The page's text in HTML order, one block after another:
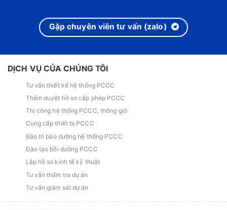
Gặp chuyên viên tư vấn (zalo)
DỊCH VỤ CỦA CHÚNG TÔI
Tư vấn thiết kế hệ thống PCCC
Thẩm duyệt hồ sơ cấp phép PCCC
Thi công hệ thống PCCC, thông gió
Cung cấp thiết bị PCCC
Bảo trì bảo dưỡng hệ thống PCCC
Đào tạo bồi dưỡng PCCC
Lập hồ sơ kinh tế kỹ thuật
Tư vấn thẩm tra dự án
Tư vấn giám sát dự án